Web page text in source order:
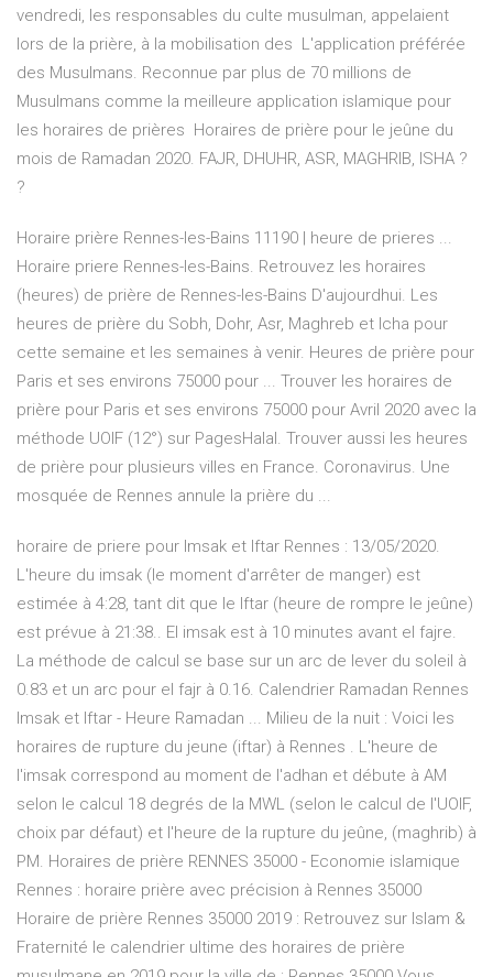
vendredi, les responsables du culte musulman, appelaient
lors de la prière, à la mobilisation des L'application préférée
des Musulmans. Reconnue par plus de 70 millions de
Musulmans comme la meilleure application islamique pour
les horaires de prières Horaires de prière pour le jeûne du
mois de Ramadan 2020. FAJR, DHUHR, ASR, MAGHRIB, ISHA ?
?
Horaire prière Rennes-les-Bains 11190 | heure de prieres ...
Horaire priere Rennes-les-Bains. Retrouvez les horaires
(heures) de prière de Rennes-les-Bains D'aujourdhui. Les
heures de prière du Sobh, Dohr, Asr, Maghreb et Icha pour
cette semaine et les semaines à venir. Heures de prière pour
Paris et ses environs 75000 pour ... Trouver les horaires de
prière pour Paris et ses environs 75000 pour Avril 2020 avec la
méthode UOIF (12°) sur PagesHalal. Trouver aussi les heures
de prière pour plusieurs villes en France. Coronavirus. Une
mosquée de Rennes annule la prière du ...
horaire de priere pour Imsak et Iftar Rennes : 13/05/2020.
L'heure du imsak (le moment d'arrêter de manger) est
estimée à 4:28, tant dit que le Iftar (heure de rompre le jeûne)
est prévue à 21:38.. El imsak est à 10 minutes avant el fajre.
La méthode de calcul se base sur un arc de lever du soleil à
0.83 et un arc pour el fajr à 0.16. Calendrier Ramadan Rennes
Imsak et Iftar - Heure Ramadan ... Milieu de la nuit : Voici les
horaires de rupture du jeune (iftar) à Rennes . L'heure de
l'imsak correspond au moment de l'adhan et débute à AM
selon le calcul 18 degrés de la MWL (selon le calcul de l'UOIF,
choix par défaut) et l'heure de la rupture du jeûne, (maghrib) à
PM. Horaires de prière RENNES 35000 - Economie islamique
Rennes : horaire prière avec précision à Rennes 35000
Horaire de prière Rennes 35000 2019 : Retrouvez sur Islam &
Fraternité le calendrier ultime des horaires de prière